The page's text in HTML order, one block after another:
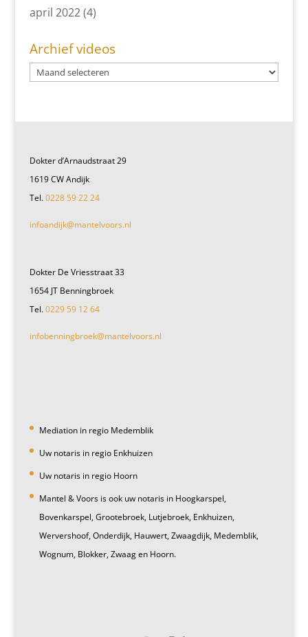
april 2022(4)
Archief videos
Dokter d’Arnaudstraat 29
1619 CW Andijk
Tel.0228 59 22 24
infoandijk@mantelvoors.nl
Dokter De Vriesstraat 33
1654 JT Benningbroek
Tel.0229 59 12 64
infobenningbroek@mantelvoors.nl
Mediation in regio Medemblik
Uw notaris in regio Enkhuizen
Uw notaris in regio Hoorn
Mantel & Voors is ook uw notaris in Hoogkarspel,
Bovenkarspel, Grootebroek, Lutjebroek, Enkhuizen,
Wervershoof, Onderdijk, Hauwert, Zwaagdijk, Medemblik,
Wognum, Blokker, Zwaag en Hoorn.